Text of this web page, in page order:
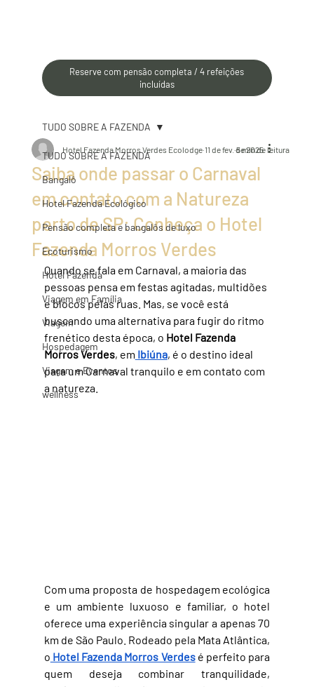
Reserve com pensão completa / 4 refeições
incluídas
TUDO SOBRE A FAZENDA
Bangalô
Hotel Fazenda Ecológico
Pensão completa e bangalôs de luxo
Ecoturismo
Hotel Fazenda
Viagem em Família
Viagem
Hospedagem
Viagem e Eventos
wellness
TUDO SOBRE A FAZENDA
Saiba onde passar o Carnaval
em contato com a Natureza
perto de SP: Conheça o Hotel
Fazenda Morros Verdes
Hotel Fazenda Morros Verdes Ecolodge 11 de fev. de 20255 min de leitura
Quando se fala em Carnaval, a maioria das
pessoas pensa em festas agitadas, multidões
e blocos pelas ruas. Mas, se você está
buscando uma alternativa para fugir do ritmo
frenético desta época, o Hotel Fazenda
Morros Verdes, em Ibiúna, é o destino ideal
para um Carnaval tranquilo e em contato com
a natureza.
Com uma proposta de hospedagem ecológica
e um ambiente luxuoso e familiar, o hotel
oferece uma experiência singular a apenas 70
km de São Paulo. Rodeado pela Mata Atlântica,
o Hotel Fazenda Morros Verdes é perfeito para
quem deseja combinar tranquilidade,